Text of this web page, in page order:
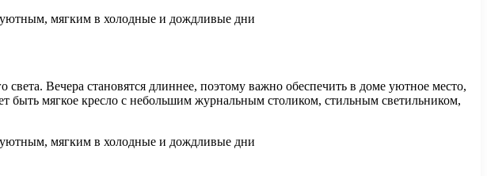
Вечера становятся длиннее, поэтому важно обеспечить в доме уютное место,
мягкое кресло с небольшим журнальным столиком, стильным светильником,